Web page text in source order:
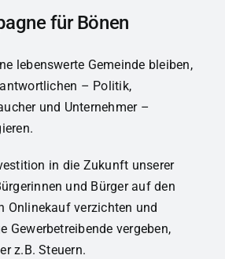
für Bönen
lebenswerte Gemeinde bleiben,
– Politik,
und Unternehmer –
in die Zukunft unserer
und Bürger auf den
Onlinekauf verzichten und
Gewerbetreibende vergeben,
z.B. Steuern.